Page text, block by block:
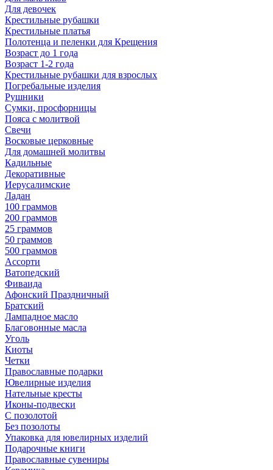
Для девочек
Крестильные рубашки
Крестильные платья
Полотенца и пеленки для Крещения
Возраст до 1 года
Возраст 1-2 года
Крестильные рубашки для взрослых
Погребальные изделия
Рушники
Сумки, просфорницы
Пояса с молитвой
Свечи
Восковые церковные
Для домашней молитвы
Кадильные
Декоративные
Иерусалимские
Ладан
100 граммов
200 граммов
25 граммов
50 граммов
500 граммов
Ассорти
Ватопедский
Фиваида
Афонский Праздничный
Братский
Лампадное масло
Благовонные масла
Уголь
Киоты
Четки
Православные подарки
Ювелирные изделия
Нательные кресты
Иконы-подвески
С позолотой
Без позолоты
Упаковка для ювелирных изделий
Подарочные книги
Православные сувениры